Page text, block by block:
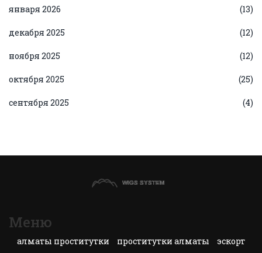
января 2026 (13)
декабря 2025 (12)
ноября 2025 (12)
октября 2025 (25)
сентября 2025 (4)
Меню
алматы проститутки проститутки алматы эскорт